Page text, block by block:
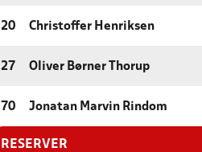
20 Christoffer Henriksen
27 Oliver Børner Thorup
70 Jonatan Marvin Rindom
RESERVER